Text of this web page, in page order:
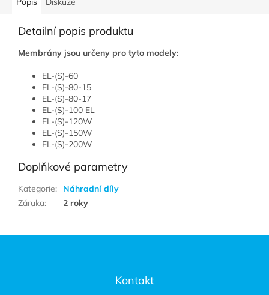
Detailní popis produktu
Membrány jsou určeny pro tyto modely:
EL-(S)-60
EL-(S)-80-15
EL-(S)-80-17
EL-(S)-100 EL
EL-(S)-120W
EL-(S)-150W
EL-(S)-200W
Doplňkové parametry
Kategorie:
Náhradní díly
Záruka: 2 roky
Kontakt